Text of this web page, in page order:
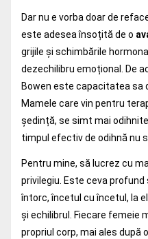
Dar nu e vorba doar de
este adesea însoțită de o
grijile și schimbările
dezechilibru emoțional. De
Bowen este capacitatea sa
Mamele care vin pentru
ședință, se simt mai
timpul efectiv de odihnă nu
Pentru mine, să lucrez cu
privilegiu. Este ceva
întorc, încetul cu încetul, la
și echilibrul. Fiecare femeie
propriul corp, mai ales după